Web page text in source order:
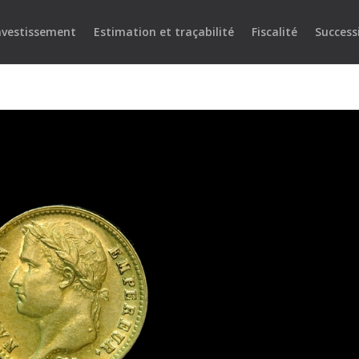
Estimation et traçabilité Fiscalité